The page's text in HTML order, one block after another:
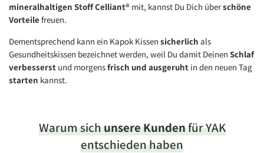
mineralhaltigen Stoff Celliant® mit, kannst Du Dich überschöne
Vorteilefreuen.
Dementsprechend kann ein Kapok Kissen sicherlich als
Gesundheitskissen bezeichnet werden, weil Du damit Deinen Schlaf
verbesserst und morgensfrisch und ausgeruht in den neuen Tag
starten kannst.
Warum sichunsere Kundenfür YAK
entschieden haben